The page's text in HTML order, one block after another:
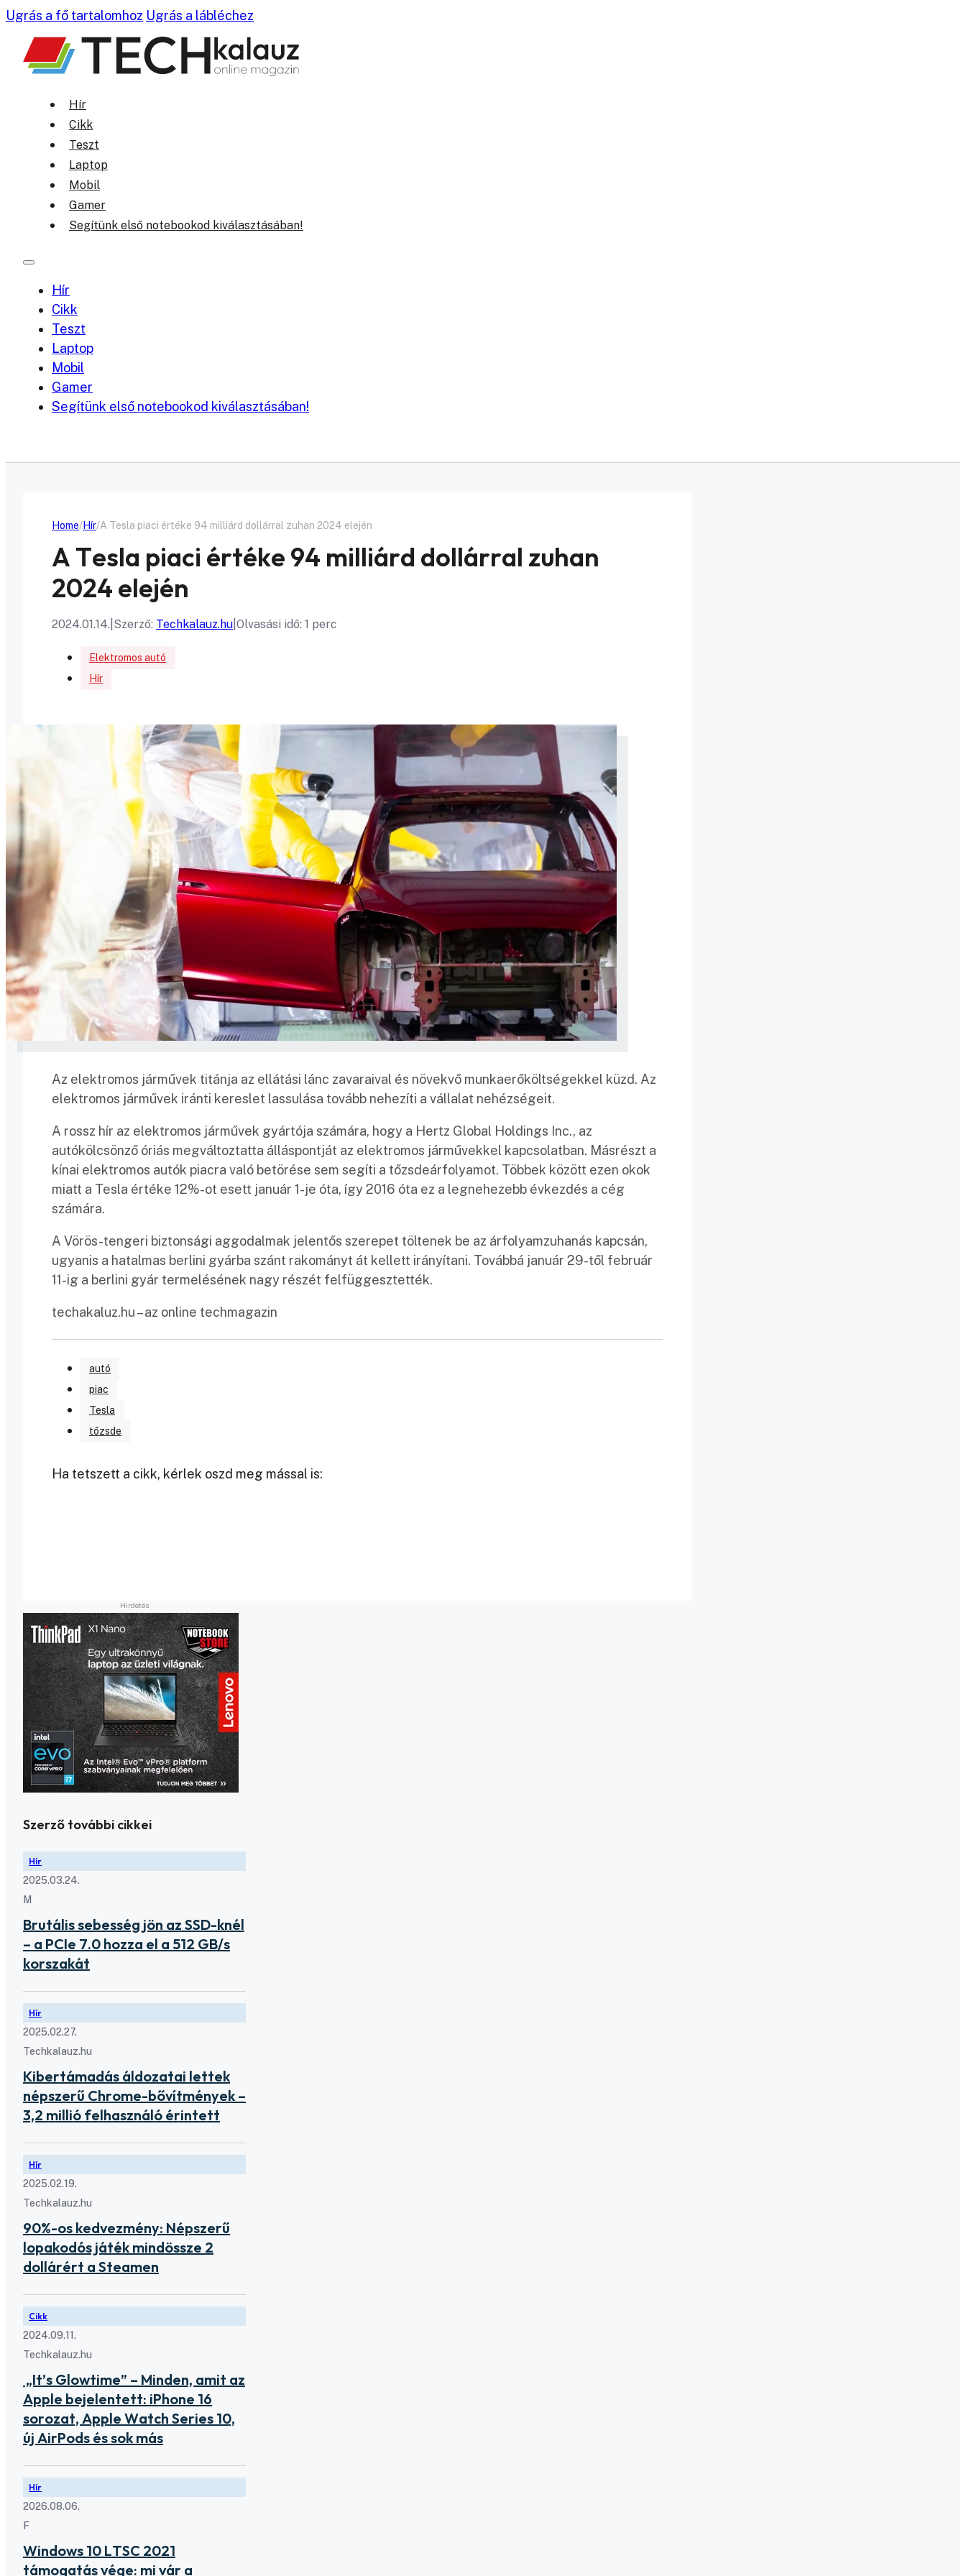
Ugrás a fő tartalomhoz Ugrás a lábléchez
Hír
Cikk
Teszt
Laptop
Mobil
Gamer
Segítünk első notebookod kiválasztásában!
Hír
Cikk
Teszt
Laptop
Mobil
Gamer
Segítünk első notebookod kiválasztásában!
Home Hír A Tesla piaci értéke 94 milliárd dollárral zuhan 2024 elején
A Tesla piaci értéke 94 milliárd dollárral zuhan
2024 elején
2024.01.14. Szerző: Techkalauz.hu Olvasási idő: 1 perc
Elektromos autó
Hír
Az elektromos járművek titánja az ellátási lánc zavaraival és növekvő munkaerőköltségekkel küzd. Az
elektromos járművek iránti kereslet lassulása tovább nehezíti a vállalat nehézségeit.
A rossz hír az elektromos járművek gyártója számára, hogy a Hertz Global Holdings Inc., az
autókölcsönző óriás megváltoztatta álláspontját az elektromos járművekkel kapcsolatban. Másrészt a
kínai elektromos autók piacra való betörése sem segíti a tőzsdeárfolyamot. Többek között ezen okok
miatt a Tesla értéke 12%-ot esett január 1-je óta, így 2016 óta ez a legnehezebb évkezdés a cég
számára.
A Vörös-tengeri biztonsági aggodalmak jelentős szerepet töltenek be az árfolyamzuhanás kapcsán,
ugyanis a hatalmas berlini gyárba szánt rakományt át kellett irányítani. Továbbá január 29-től február
11-ig a berlini gyár termelésének nagy részét felfüggesztették.
techakaluz.hu – az online techmagazin
autó
piac
Tesla
tőzsde
Ha tetszett a cikk, kérlek oszd meg mással is:
Szerző további cikkei
Hír
2025.03.24.
M
Brutális sebesség jön az SSD-knél
– a PCIe 7.0 hozza el a 512 GB/s
korszakát
Hír
2025.02.27.
Techkalauz.hu
Kibertámadás áldozatai lettek
népszerű Chrome-bővítmények –
3,2 millió felhasználó érintett
Hír
2025.02.19.
Techkalauz.hu
90%-os kedvezmény: Népszerű
lopakodós játék mindössze 2
dollárért a Steamen
Cikk
2024.09.11.
Techkalauz.hu
„It’s Glowtime” – Minden, amit az
Apple bejelentett: iPhone 16
sorozat, Apple Watch Series 10,
új AirPods és sok más
Hír
2026.08.06.
F
Windows 10 LTSC 2021
támogatás vége: mi vár a